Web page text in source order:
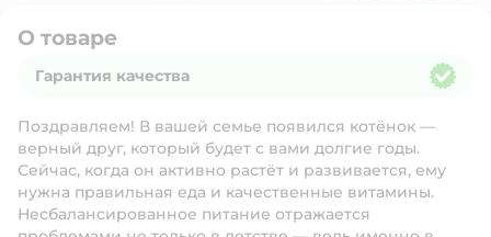
О товаре
Гарантия качества
Поздравляем! В вашей семье появился котёнок —
верный друг, который будет с вами долгие годы.
Сейчас, когда он активно растёт и развивается, ему
нужна правильная еда и качественные витамины.
Несбалансированное питание отражается